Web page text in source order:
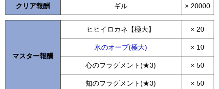
クリア報酬 ギル × 20000
マスター報酬
ヒヒイロカネ【極大】 × 20
氷のオーブ(極大) × 10
心のフラグメント(★3) × 50
知のフラグメント(★3) × 50